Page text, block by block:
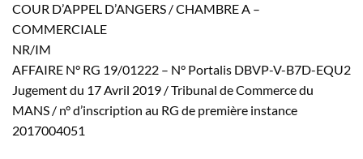
COUR D’APPEL D’ANGERS / CHAMBRE A –
COMMERCIALE
NR/IM
AFFAIRE N° RG 19/01222 – N° Portalis DBVP-V-B7D-EQU2
Jugement du 17 Avril 2019 / Tribunal de Commerce du
MANS / n° d’inscription au RG de première instance
2017004051